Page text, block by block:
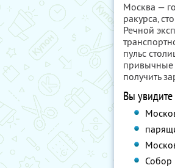
Москва —
ракурса,
Речной
пульс
привычные
получить
Вы
Собор